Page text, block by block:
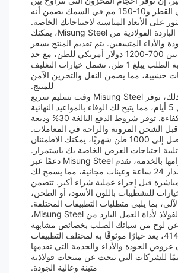
20-500 مم في القطر و10-150 مم في السمك يضمن أنه
الأبعاد المناسبة لاحتياجاتك الخاصة.
مع أداة العمل الباردة الفولاذية من Misung Steel، يمكنك
المتسقين. يتم تقديم المنتج بسعر
تنافسي يتراوح بين 700-1200 دولار أمريكي للطن، مع حد
أدنى لكمية الطلب يبلغ 1 طن. تشمل خيارات التغليف
مما يضمن النقل والتخزين الآمن
للمنتج.
بالإضافة إلى ذلك، توفر Misung Steel وقت تسليم سريع
5 أيام، مما يتيح لك الوفاء بالمواعيد النهائية
للمشروع بكفاءة. توفر شروط الدفع البالغة 30% وديعة
المرونة والراحة في المعاملات.
مع قدرة توريد تصل إلى 1000 طن شهريًا، يمكنك الاطمئنان
احتياجات العرض الخاصة بك باستمرار.
كجزء من التزامها بالخدمة، تقدم Misung Steel دعمًا عبر
الإنترنت على مدار 24 ساعة وعينات مجانية، مما يسمح لك
قبل إجراء عملية شراء أكبر. تتضمن
باللون الأسود، أو الطحن،
بما يلبي متطلبات التطبيقات المختلفة.
في الختام، فإن الفولاذ لأداة العمل البارد من Misung Steel،
من سبائك الصلب بخصائص مشابهة
الفولاذ 4140، يعد خيارًا موثوقًا به لمختلف التطبيقات
الجودة والأداء والخدمة التي تقدمها
التي تبحث عن منتجات فولاذية
متينة وعالية الجودة.